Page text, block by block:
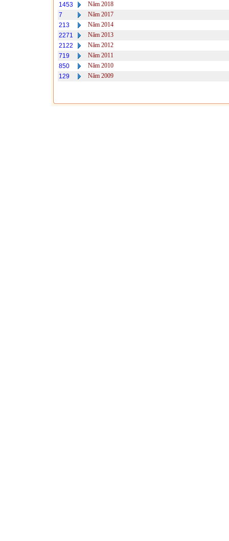
1453
Năm 2018
7
Năm 2017
213
Năm 2014
2271
Năm 2013
2122
Năm 2012
719
Năm 2011
850
Năm 2010
129
Năm 2009